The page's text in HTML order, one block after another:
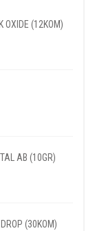
OXIDE (12KOM)
AB (10GR)
(30KOM)